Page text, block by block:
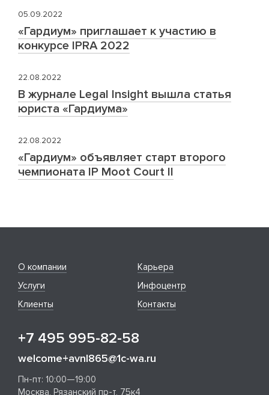
05.09.2022
«Гардиум» приглашает к участию в
конкурсе IPRA 2022
22.08.2022
В журнале Legal Insight вышла статья
юриста «Гардиума»
22.08.2022
«Гардиум» объявляет старт второго
чемпионата IP Moot Court II
О компании
Услуги
Клиенты
Карьера
Инфоцентр
Контакты
+7 495 995-82-58
welcome+avnl865@1c-wa.ru
Пн-пт: 10:00—19:00
Москва, Рязанский пр-т, 75к4